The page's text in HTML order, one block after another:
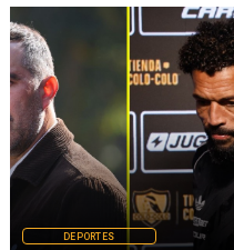
DEPORTES